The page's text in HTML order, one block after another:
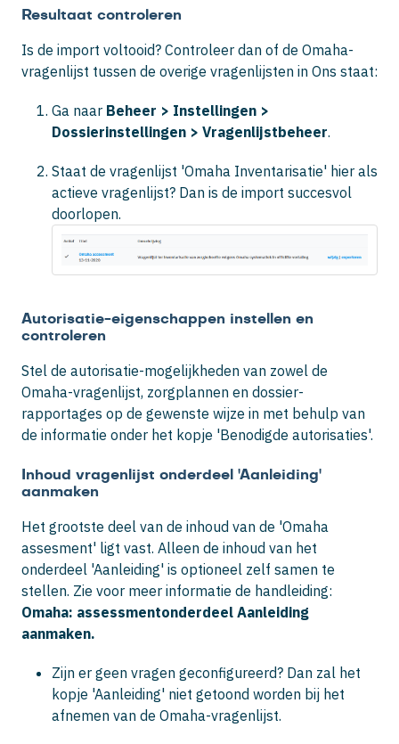
Resultaat controleren
Is de import voltooid? Controleer dan of de Omaha-
vragenlijst tussen de overige vragenlijsten in Ons staat:
Ga naar Beheer > Instellingen >
Dossierinstellingen > Vragenlijstbeheer.
Staat de vragenlijst 'Omaha Inventarisatie' hier als
actieve vragenlijst? Dan is de import succesvol
doorlopen.
Autorisatie-eigenschappen instellen en
controleren
Stel de autorisatie-mogelijkheden van zowel de
Omaha-vragenlijst, zorgplannen en dossier-
rapportages op de gewenste wijze in met behulp van
de informatie onder het kopje 'Benodigde autorisaties'.
Inhoud vragenlijst onderdeel 'Aanleiding'
aanmaken
Het grootste deel van de inhoud van de 'Omaha
assesment' ligt vast. Alleen de inhoud van het
onderdeel 'Aanleiding' is optioneel zelf samen te
stellen. Zie voor meer informatie de handleiding:
Omaha: assessmentonderdeel Aanleiding
aanmaken.
Zijn er geen vragen geconfigureerd? Dan zal het
kopje 'Aanleiding' niet getoond worden bij het
afnemen van de Omaha-vragenlijst.